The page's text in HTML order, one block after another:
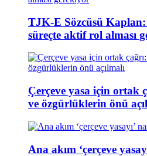
TJK-E Sözcüsü
süreçte aktif rol alması
Çerçeve yasa için ortak
ve özgürlüklerin önü
Ana akım ‘çerçeve